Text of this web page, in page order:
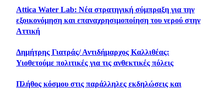
Attica Water Lab: Νέα στρατηγική σύμπραξη για την
εξοικονόμηση και επαναχρησιμοποίηση του νερού στην
Αττική
Δημήτρης Γιατράς/ Αντιδήμαρχος Καλλιθέας:
Υιοθετούμε πολιτικές για τις ανθεκτικές πόλεις
Πλήθος κόσμου στις παράλληλες εκδηλώσεις και